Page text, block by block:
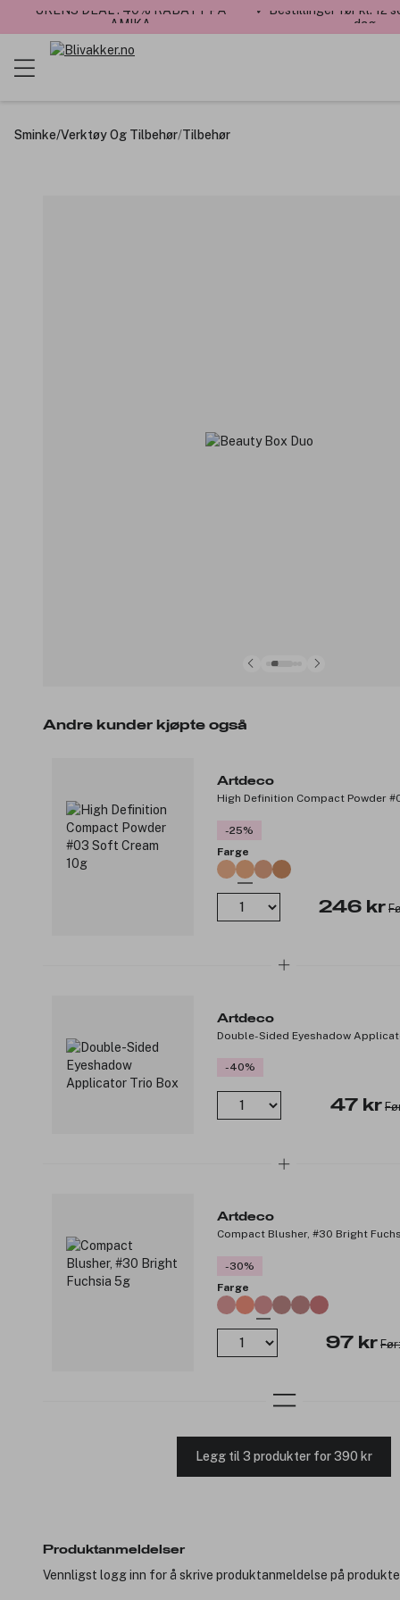
UKENS DEAL : 40% RABATT PÅ
AMIKA
✓ Bestillinger før kl. 12
dag
Sminke/Verktøy Og Tilbehør/Tilbehør
Andre kunder kjøpte også
Artdeco
High Definition Compact Powder
-25%
Farge
246 kr
Artdeco
Double-Sided Eyeshadow
-40%
47 kr
Artdeco
Compact Blusher, #30 Bright
-30%
Farge
97 kr
Legg til 3 produkter for 390 kr
Produktanmeldelser
Vennligst logg inn for å skrive produktanmeldelse på